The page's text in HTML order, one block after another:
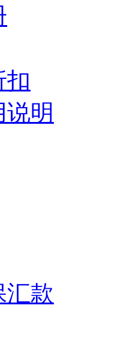
扣
明
汇款